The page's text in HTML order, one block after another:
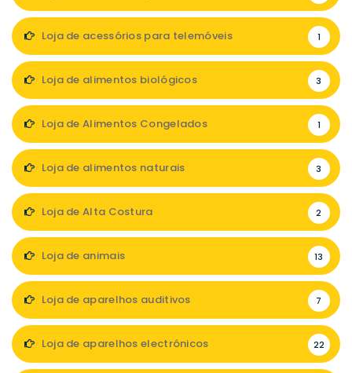
Loja de acessórios para telemóveis 1
Loja de alimentos biológicos 3
Loja de Alimentos Congelados 1
Loja de alimentos naturais 3
Loja de Alta Costura 2
Loja de animais 13
Loja de aparelhos auditivos 7
Loja de aparelhos electrónicos 22